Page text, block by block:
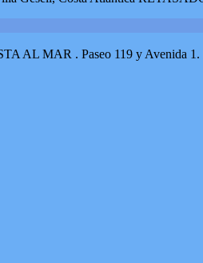
AL MAR . Paseo 119 y Avenida 1.